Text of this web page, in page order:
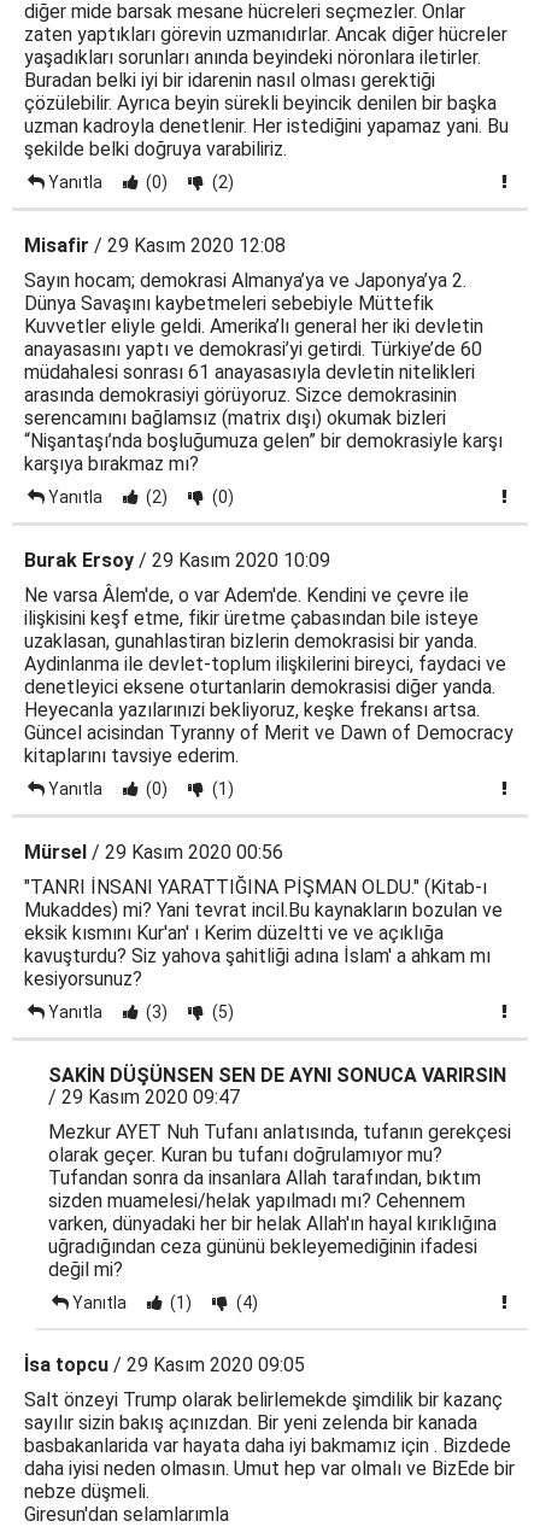
diğer mide barsak mesane hücreleri seçmezler. Onlar
zaten yaptıkları görevin uzmanıdırlar. Ancak diğer hücreler
yaşadıkları sorunları anında beyindeki nöronlara iletirler.
Buradan belki iyi bir idarenin nasıl olması gerektiği
çözülebilir. Ayrıca beyin sürekli beyincik denilen bir başka
uzman kadroyla denetlenir. Her istediğini yapamaz yani. Bu
şekilde belki doğruya varabiliriz.
Yanıtla (0) (2)
Misafir / 29 Kasım 2020 12:08
Sayın hocam; demokrasi Almanya’ya ve Japonya’ya 2.
Dünya Savaşını kaybetmeleri sebebiyle Müttefik
Kuvvetler eliyle geldi. Amerika’lı general her iki devletin
anayasasını yaptı ve demokrasi’yi getirdi. Türkiye’de 60
müdahalesi sonrası 61 anayasasıyla devletin nitelikleri
arasında demokrasiyi görüyoruz. Sizce demokrasinin
serencamını bağlamsız (matrix dışı) okumak bizleri
“Nişantaşı’nda boşluğumuza gelen” bir demokrasiyle karşı
karşıya bırakmaz mı?
Yanıtla (2) (0)
Burak Ersoy / 29 Kasım 2020 10:09
Ne varsa Âlem'de, o var Adem'de. Kendini ve çevre ile
ilişkisini keşf etme, fikir üretme çabasından bile isteye
uzaklasan, gunahlastiran bizlerin demokrasisi bir yanda.
Aydinlanma ile devlet-toplum ilişkilerini bireyci, faydaci ve
denetleyici eksene oturtanlarin demokrasisi diğer yanda.
Heyecanla yazılarınızi bekliyoruz, keşke frekansı artsa.
Güncel acisindan Tyranny of Merit ve Dawn of Democracy
kitaplarını tavsiye ederim.
Yanıtla (0) (1)
Mürsel / 29 Kasım 2020 00:56
"TANRI İNSANI YARATTIĞINA PİŞMAN OLDU." (Kitab-ı
Mukaddes) mi? Yani tevrat incil.Bu kaynakların bozulan ve
eksik kısmını Kur'an' ı Kerim düzeltti ve ve açıklığa
kavuşturdu? Siz yahova şahitliği adına İslam' a ahkam mı
kesiyorsunuz?
Yanıtla (3) (5)
SAKİN DÜŞÜNSEN SEN DE AYNI SONUCA VARIRSIN
/ 29 Kasım 2020 09:47
Mezkur AYET Nuh Tufanı anlatısında, tufanın gerekçesi
olarak geçer. Kuran bu tufanı doğrulamıyor mu?
Tufandan sonra da insanlara Allah tarafından, bıktım
sizden muamelesi/helak yapılmadı mı? Cehennem
varken, dünyadaki her bir helak Allah'ın hayal kırıklığına
uğradığından ceza gününü bekleyemediğinin ifadesi
değil mi?
Yanıtla (1) (4)
İsa topcu / 29 Kasım 2020 09:05
Salt önzeyi Trump olarak belirlemekde şimdilik bir kazanç
sayılır sizin bakış açınızdan. Bir yeni zelenda bir kanada
basbakanlarida var hayata daha iyi bakmamız için . Bizdede
daha iyisi neden olmasın. Umut hep var olmalı ve BizEde bir
nebze düşmeli.
Giresun'dan selamlarımla